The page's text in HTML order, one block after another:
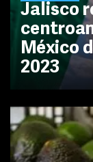
Jalisco
México
2023